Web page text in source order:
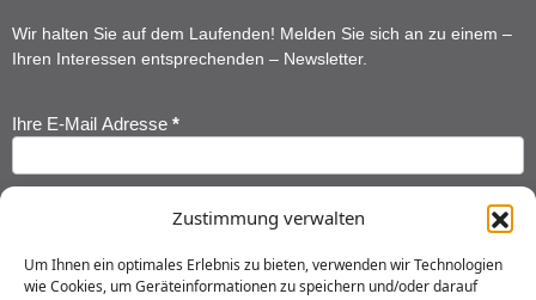
Zustimmung verwalten
Um Ihnen ein optimales Erlebnis zu bieten, verwenden wir Technologien
wie Cookies, um Geräteinformationen zu speichern und/oder darauf
Wir halten Sie auf dem Laufenden! Melden Sie sich an zu einem –
Ihren Interessen entsprechenden – Newsletter.
Newsletter
Anmeldung
Ihre E-Mail Adresse *
Ihr Nachname*